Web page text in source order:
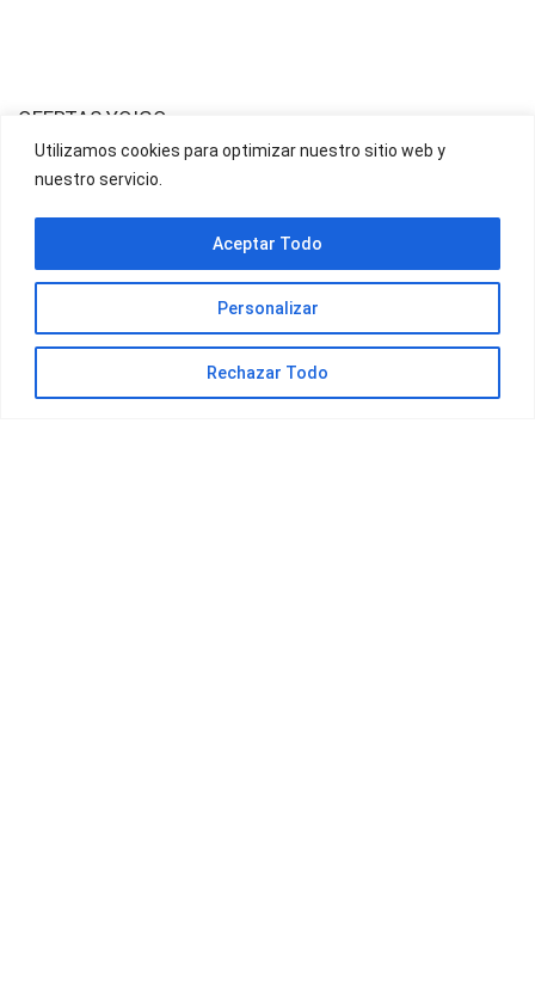
Utilizamos cookies para optimizar nuestro sitio web y
nuestro servicio.
Personalizar
Rechazar Todo
Aceptar Todo
OFERTAS YOIGO